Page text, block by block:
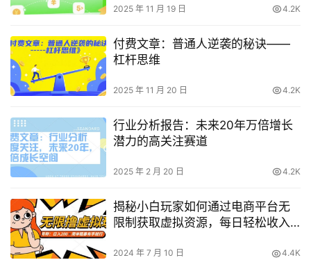
2025 年 11 月 19 日 4.2K
付费文章：普通人逆袭的秘诀——
杠杆思维
2025 年 11 月 20 日 4.2K
行业分析报告：未来20年万倍增长
潜力的高关注赛道
2025 年 2 月 20 日 4.2K
揭秘小白玩家如何通过电商平台无
限制获取虚拟资源，每日轻松收入
2024 年 7 月 10 日 4.4K